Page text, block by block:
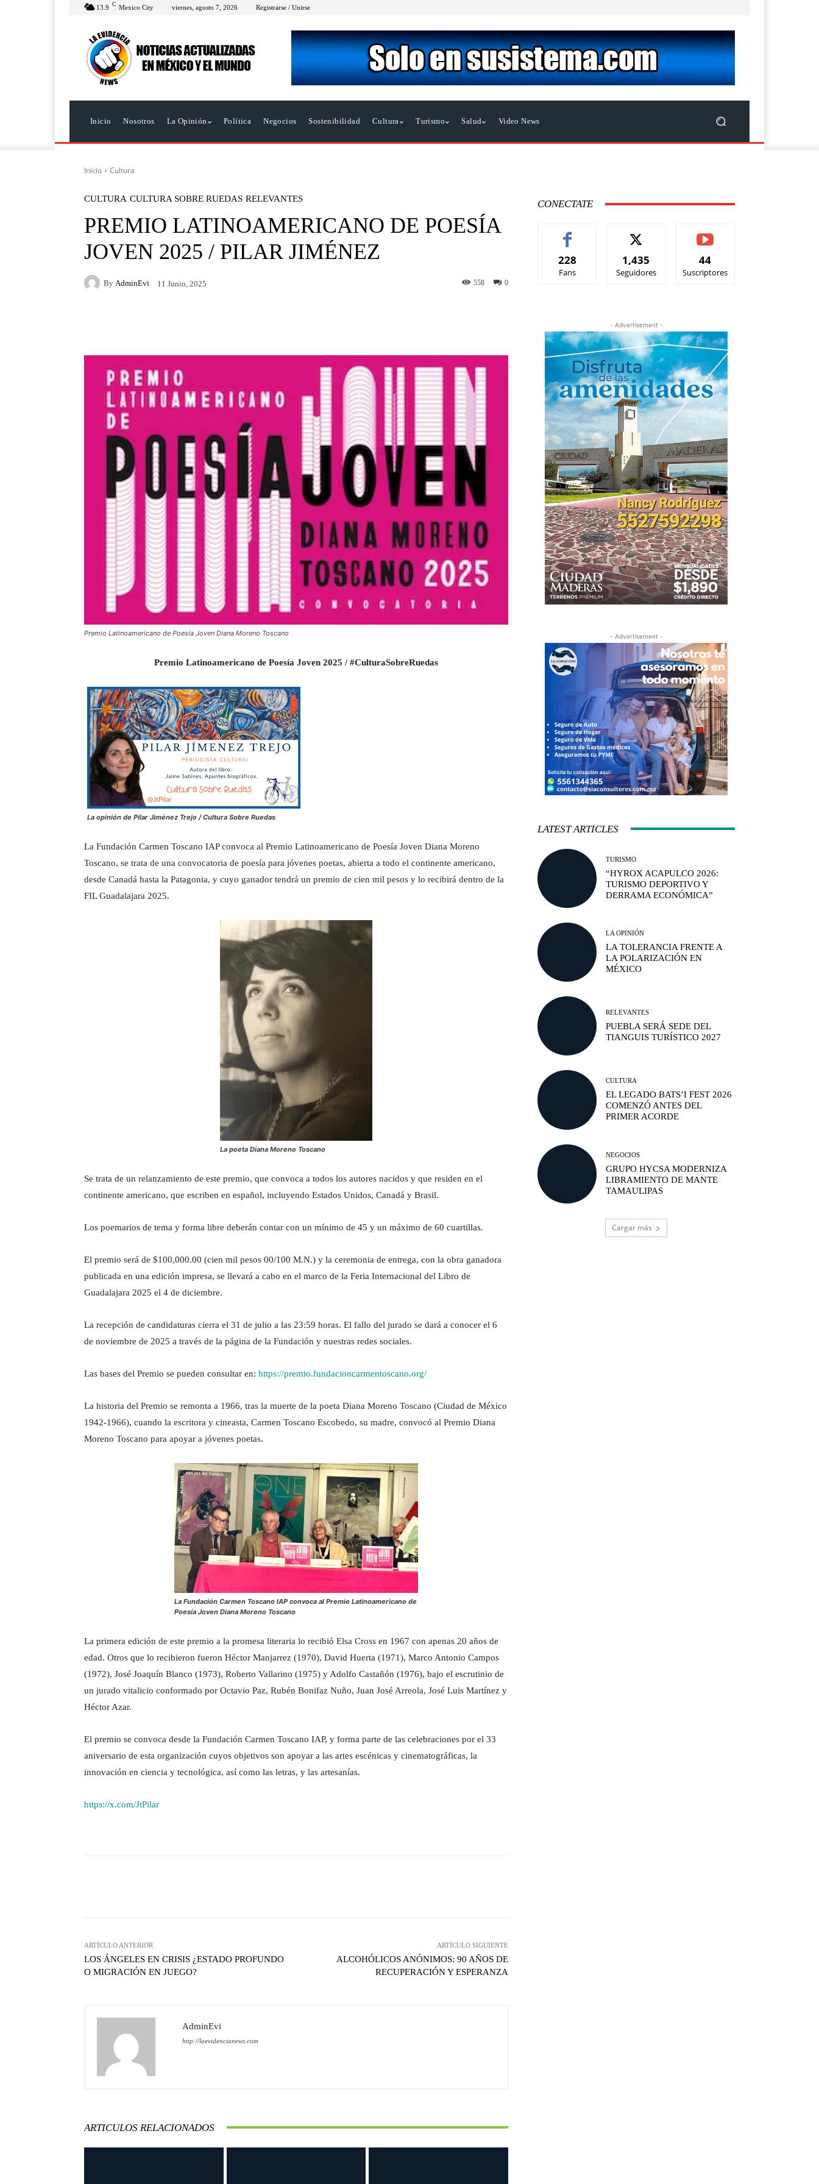
13.9 C Mexico City viernes, agosto 7, 2026 Registrarse / Unirse
Inicio Nosotros La Opinión Política Negocios Sostenibilidad Cultura Turismo Salud Video News
Inicio Cultura
CULTURA CULTURA SOBRE RUEDAS RELEVANTES
PREMIO LATINOAMERICANO DE POESÍA
JOVEN 2025 / PILAR JIMÉNEZ
By AdminEvi 11 Junio, 2025 0
558
Premio Latinoamericano de Poesía Joven Diana Moreno Toscano
Premio Latinoamericano de Poesía Joven 2025 / #CulturaSobreRuedas
La opinión de Pilar Jiménez Trejo / Cultura Sobre Ruedas
La Fundación Carmen Toscano IAP convoca al Premio Latinoamericano de Poesía Joven Diana Moreno
Toscano, se trata de una convocatoria de poesía para jóvenes poetas, abierta a todo el continente americano,
desde Canadá hasta la Patagonia, y cuyo ganador tendrá un premio de cien mil pesos y lo recibirá dentro de la
FIL Guadalajara 2025.
La poeta Diana Moreno Toscano
Se trata de un relanzamiento de este premio, que convoca a todos los autores nacidos y que residen en el
continente americano, que escriben en español, incluyendo Estados Unidos, Canadá y Brasil.
Los poemarios de tema y forma libre deberán contar con un mínimo de 45 y un máximo de 60 cuartillas.
El premio será de $100,000.00 (cien mil pesos 00/100 M.N.) y la ceremonia de entrega, con la obra ganadora
publicada en una edición impresa, se llevará a cabo en el marco de la Feria Internacional del Libro de
Guadalajara 2025 el 4 de diciembre.
La recepción de candidaturas cierra el 31 de julio a las 23:59 horas. El fallo del jurado se dará a conocer el 6
de noviembre de 2025 a través de la página de la Fundación y nuestras redes sociales.
Las bases del Premio se pueden consultar en: https://premio.fundacioncarmentoscano.org/
La historia del Premio se remonta a 1966, tras la muerte de la poeta Diana Moreno Toscano (Ciudad de México
1942-1966), cuando la escritora y cineasta, Carmen Toscano Escobedo, su madre, convocó al Premio Diana
Moreno Toscano para apoyar a jóvenes poetas.
La Fundación Carmen Toscano IAP convoca al Premio Latinoamericano de
Poesía Joven Diana Moreno Toscano
La primera edición de este premio a la promesa literaria lo recibió Elsa Cross en 1967 con apenas 20 años de
edad. Otros que lo recibieron fueron Héctor Manjarrez (1970), David Huerta (1971), Marco Antonio Campos
(1972), José Joaquín Blanco (1973), Roberto Vallarino (1975) y Adolfo Castañón (1976), bajo el escrutinio de
un jurado vitalicio conformado por Octavio Paz, Rubén Bonifaz Nuño, Juan José Arreola, José Luis Martínez y
Héctor Azar.
El premio se convoca desde la Fundación Carmen Toscano IAP, y forma parte de las celebraciones por el 33
aniversario de esta organización cuyos objetivos son apoyar a las artes escénicas y cinematográficas, la
innovación en ciencia y tecnológica, así como las letras, y las artesanías.
https://x.com/JtPilar
ARTÍCULO ANTERIOR
LOS ÁNGELES EN CRISIS ¿ESTADO PROFUNDO
O MIGRACIÓN EN JUEGO?
ARTÍCULO SIGUIENTE
ALCOHÓLICOS ANÓNIMOS: 90 AÑOS DE
RECUPERACIÓN Y ESPERANZA
AdminEvi
http://laevidencianews.com
ARTICULOS RELACIONADOS
CONECTATE
228
Fans
1,435
Seguidores
44
Suscriptores
- Advertisement -
- Advertisement -
LATEST ARTICLES
TURISMO
“HYROX ACAPULCO 2026:
TURISMO DEPORTIVO Y
DERRAMA ECONÓMICA”
LA OPINIÓN
LA TOLERANCIA FRENTE A
LA POLARIZACIÓN EN
MÉXICO
RELEVANTES
PUEBLA SERÁ SEDE DEL
TIANGUIS TURÍSTICO 2027
CULTURA
EL LEGADO BATS’I FEST 2026
COMENZÓ ANTES DEL
PRIMER ACORDE
NEGOCIOS
GRUPO HYCSA MODERNIZA
LIBRAMIENTO DE MANTE
TAMAULIPAS
Cargar más